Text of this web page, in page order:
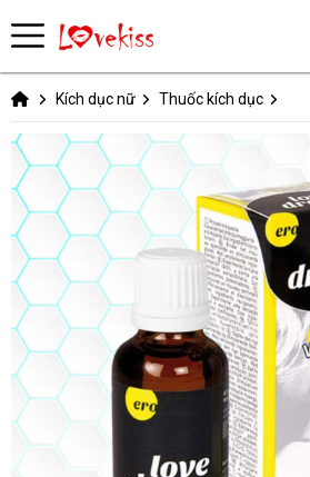
Kích dục nữ Thuốc kích dục